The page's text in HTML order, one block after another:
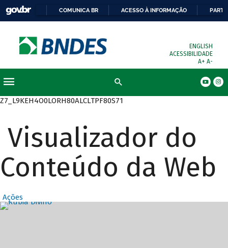
COMUNICA BR ACESSO À INFORMAÇÃO
ENGLISH
ACESSIBILIDADE
A+ A-
Z7_L9KEH4O0LORH80ALCLTPF80S71
Visualizador do
Conteúdo da Web
Ações
Destaques